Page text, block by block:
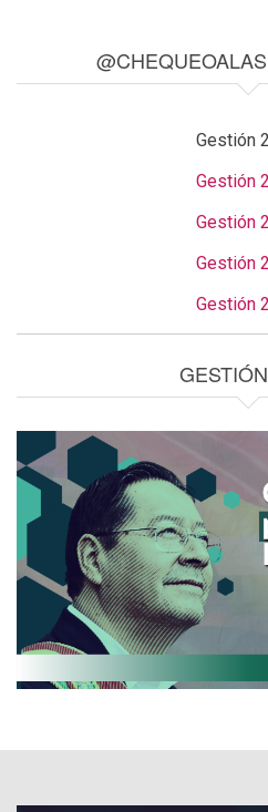
Gestión
Gestión
Gestión
Gestión
Gestión